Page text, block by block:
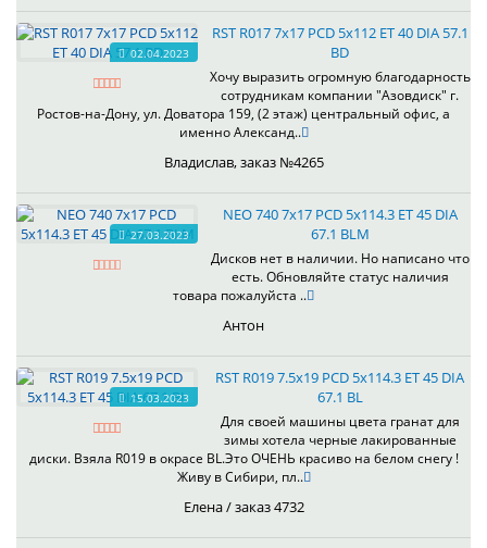
02.04.2023
RST R017 7x17 PCD 5x112 ET 40 DIA 57.1
BD
Хочу выразить огромную благодарность
сотрудникам компании "Азовдиск" г.
Ростов-на-Дону, ул. Доватора 159, (2 этаж) центральный офис, а
именно Александ..
Владислав, заказ №4265
27.03.2023
NEO 740 7x17 PCD 5x114.3 ET 45 DIA
67.1 BLM
Дисков нет в наличии. Но написано что
есть. Обновляйте статус наличия
товара пожалуйста ..
Антон
15.03.2023
RST R019 7.5x19 PCD 5x114.3 ET 45 DIA
67.1 BL
Для своей машины цвета гранат для
зимы хотела черные лакированные
диски. Взяла R019 в окрасе BL.Это ОЧЕНЬ красиво на белом снегу !
Живу в Сибири, пл..
Елена / заказ 4732